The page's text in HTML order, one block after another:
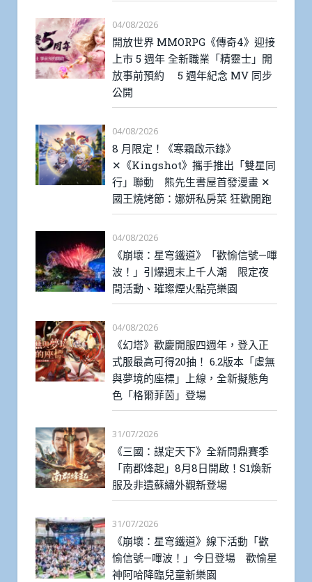
04/08/2026
開放世界 MMORPG《傳奇4》迎接
上市 5 週年 全新職業「精靈士」開
放事前預約 5 週年紀念 MV 同步
公開
04/08/2026
8 月限定！《寒霜啟示錄》
✕《Kingshot》攜手推出「雙星同
行」聯動 熊先生書屋首發漫畫 ✕
國王燒烤節：娜妍私房菜 狂歡開跑
04/08/2026
《崩壞：星穹鐵道》「歡愉信號—嗶
波！」引爆週末上千人潮 限定夜
間活動、璀璨煙火點亮樂園
04/08/2026
《幻塔》歡慶開服四週年，登入正
式服最高可得20抽！ 6.2版本「虛無
與夢境的座標」上線，全新擬態角
色「格爾菲茵」登場
31/07/2026
《三國：謀定天下》全新問鼎賽季
「南郡烽起」8月8日開啟！S1煥新
服及非遺蘇繡外觀新登場
31/07/2026
《崩壞：星穹鐵道》線下活動「歡
愉信號—嗶波！」今日登場 歡愉星
神阿哈降臨兒童新樂園